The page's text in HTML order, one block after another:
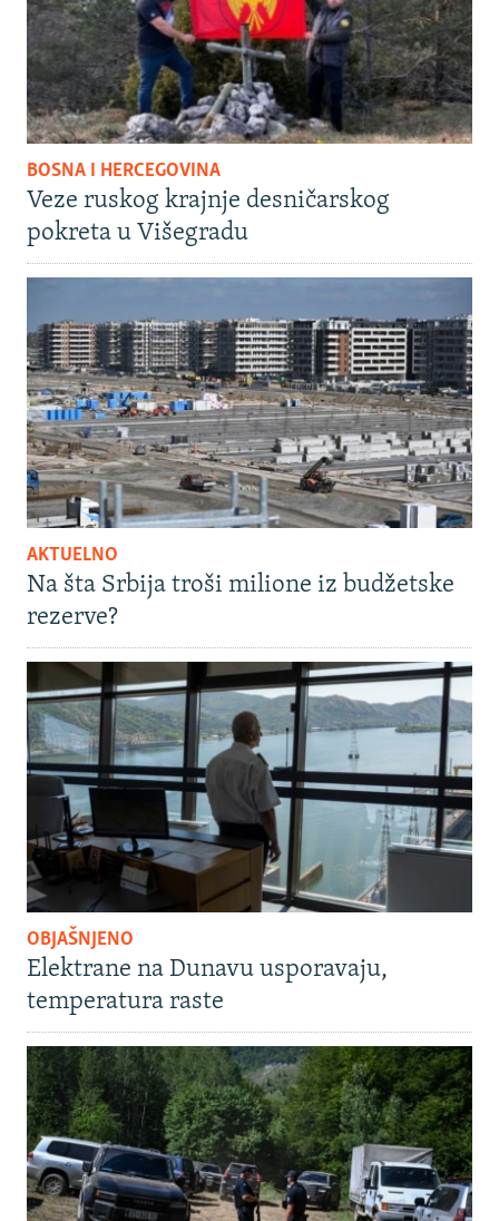
BOSNA I HERCEGOVINA
Veze ruskog krajnje desničarskog
pokreta u Višegradu
AKTUELNO
Na šta Srbija troši milione iz budžetske
rezerve?
OBJAŠNJENO
Elektrane na Dunavu usporavaju,
temperatura raste